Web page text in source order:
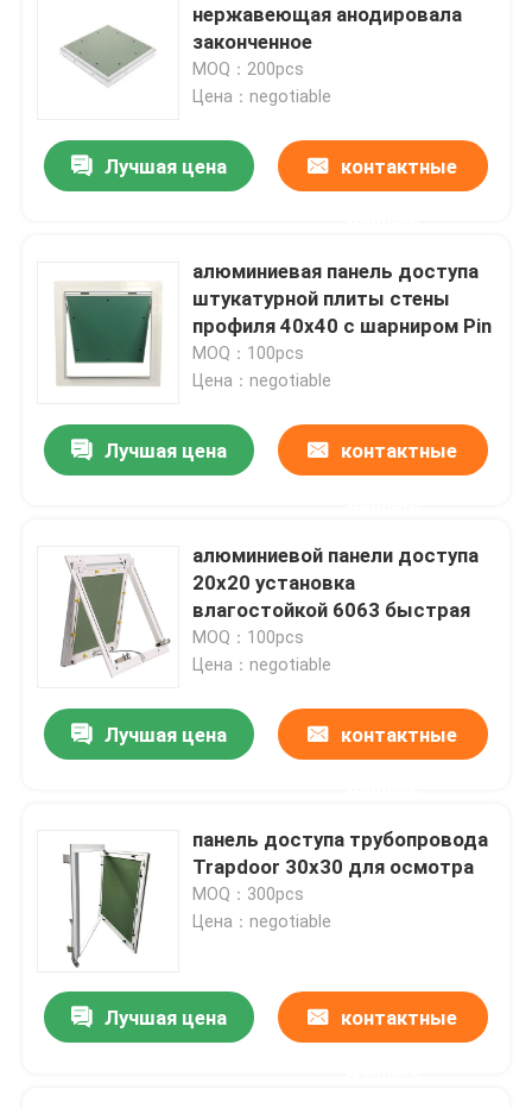
Аксессуары гипсокартона
крышка стока пола
Стальной люк
Металл штемпелюя части
стальной канал
стальной провод
части конструкции
электронные запасные части
нержавеющая анодировала
законченное
MOQ：200pcs
Цена：negotiable
Лучшая цена контактные
алюминиевая панель доступа
штукатурной плиты стены
профиля 40x40 с шарниром Pin
MOQ：100pcs
Цена：negotiable
Лучшая цена контактные
алюминиевой панели доступа
20x20 установка
влагостойкой 6063 быстрая
MOQ：100pcs
Цена：negotiable
Лучшая цена контактные
панель доступа трубопровода
Trapdoor 30x30 для осмотра
MOQ：300pcs
Цена：negotiable
Лучшая цена контактные